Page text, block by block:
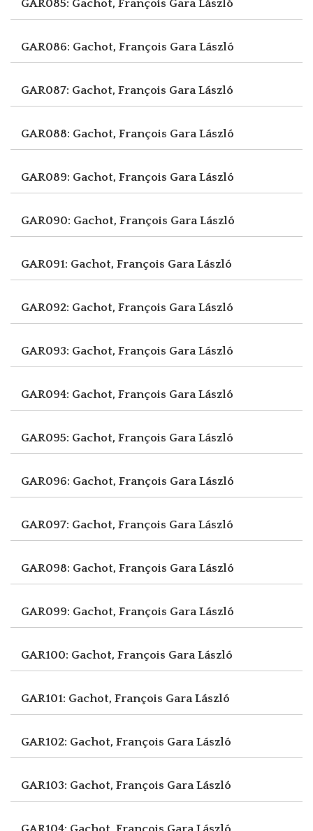
GAR085: Gachot, François Gara László
GAR086: Gachot, François Gara László
GAR087: Gachot, François Gara László
GAR088: Gachot, François Gara László
GAR089: Gachot, François Gara László
GAR090: Gachot, François Gara László
GAR091: Gachot, François Gara László
GAR092: Gachot, François Gara László
GAR093: Gachot, François Gara László
GAR094: Gachot, François Gara László
GAR095: Gachot, François Gara László
GAR096: Gachot, François Gara László
GAR097: Gachot, François Gara László
GAR098: Gachot, François Gara László
GAR099: Gachot, François Gara László
GAR100: Gachot, François Gara László
GAR101: Gachot, François Gara László
GAR102: Gachot, François Gara László
GAR103: Gachot, François Gara László